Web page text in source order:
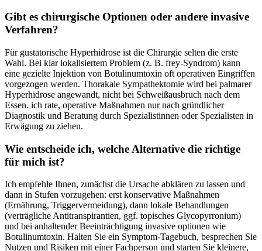
Gibt ‍es⁢ chirurgische⁣ Optionen oder andere invasive
Verfahren?
Für gustatorische Hyperhidrose ist die ⁤Chirurgie selten die ‌erste ​
Wahl. Bei klar lokalisiertem Problem⁤ (z. B. frey-Syndrom) kann
eine gezielte Injektion von‍ Botulinumtoxin oft operativen Eingriffen
vorgezogen ​werden.⁢ Thorakale ​Sympathektomie wird ‍bei palmarer⁣
Hyperhidrose angewandt, nicht bei Schweißausbruch nach ⁢dem
Essen. ich rate, operative Maßnahmen nur​ nach gründlicher
Diagnostik und Beratung durch Spezialistinnen ‍oder Spezialisten​ in‍
Erwägung zu ziehen.
Wie entscheide ich, welche Alternative⁤ die richtige
⁣für ⁢mich ist?
Ich ‌empfehle‌ Ihnen, zunächst ​die Ursache abklären zu lassen ​und
dann ​in Stufen⁤ vorzugehen: erst konservative Maßnahmen
(Ernährung, Triggervermeidung), dann lokale Behandlungen
‍(verträgliche​ Antitranspirantien, ⁣ggf. topisches Glycopyrronium)⁤
und bei anhaltender Beeinträchtigung invasive optionen wie​
Botulinumtoxin. Halten⁤ Sie ein Symptom-Tagebuch,‌ besprechen Sie
Nutzen und⁢ Risiken⁣ mit einer ⁢Fachperson‌ und⁢ starten Sie kleinere,